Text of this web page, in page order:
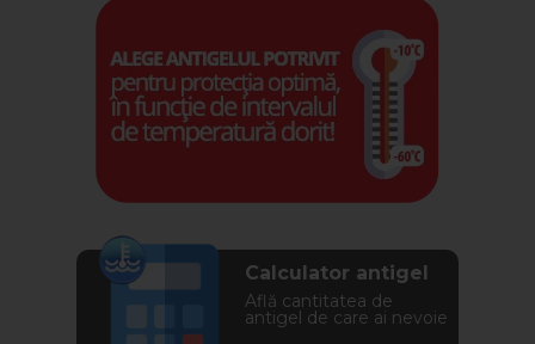
Calculator antigel
Află cantitatea de
antigel de care ai nevoie